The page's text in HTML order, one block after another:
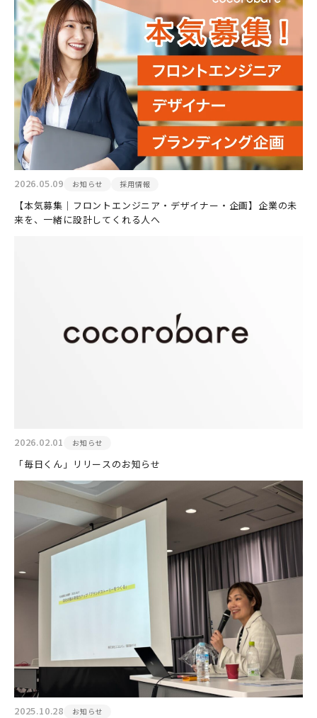
2026.05.09 お知らせ 採用情報
【本気募集｜フロントエンジニア・デザイナー・企画】企業の未
来を、一緒に設計してくれる人へ
2026.02.01 お知らせ
「毎日くん」リリースのお知らせ
2025.10.28 お知らせ